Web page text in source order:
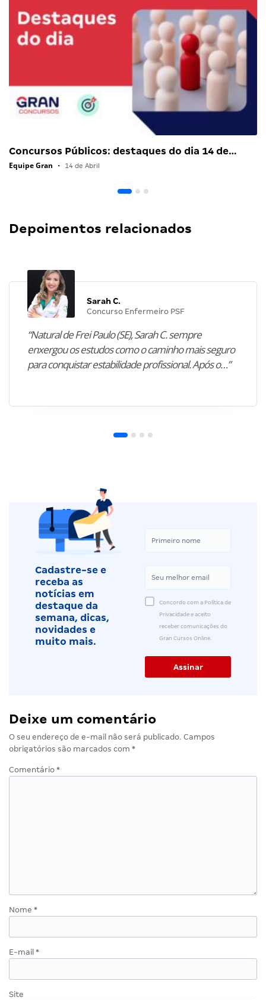
Concursos Públicos: destaques do dia 14 de…
Equipe Gran • 14 de Abril
Depoimentos relacionados
Sarah C.
Concurso Enfermeiro PSF
“Natural de Frei Paulo (SE), Sarah C. sempre
enxergou os estudos como o caminho mais seguro
para conquistar estabilidade profissional. Após o…”
Cadastre-se e
receba as
notícias em
destaque da
semana, dicas,
novidades e
muito mais.
Concordo com a Política de
Privacidade e aceito
receber comunicações do
Gran Cursos Online.
Deixe um comentário
O seu endereço de e-mail não será publicado. Campos
obrigatórios são marcados com *
Comentário *
Nome *
E-mail *
Site